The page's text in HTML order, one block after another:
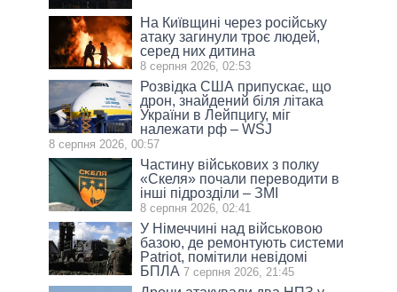
На Київщині через російську
атаку загинули троє людей,
серед них дитина
8 серпня 2026, 02:53
Розвідка США припускає, що
дрон, знайдений біля літака
України в Лейпцигу, міг
належати рф – WSJ
8 серпня 2026, 00:57
Частину військових з полку
«Скеля» почали переводити в
інші підрозділи – ЗМІ
8 серпня 2026, 02:41
У Німеччині над військовою
базою, де ремонтують системи
Patriot, помітили невідомі
БПЛА 7 серпня 2026, 21:45